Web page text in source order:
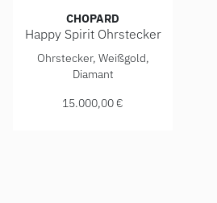
CHOPARD
Happy Spirit Ohrstecker
Chopard Happy Spirit
Ohrstecker, Weißgold,
Diamant
15.000,00 €